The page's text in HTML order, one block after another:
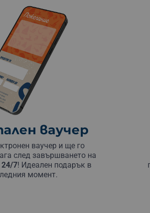
ваучер
ваучер и ще го
след завършването на
24/7! Идеален подарък в
момент.